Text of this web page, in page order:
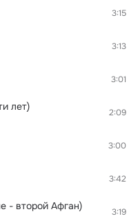
3:15
3:13
3:01
лет) 2:09
3:00
3:42
- второй Афган) 3:19